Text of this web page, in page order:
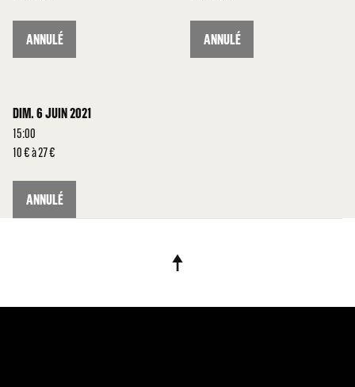
ANNULÉ ANNULÉ
DIM. 6 JUIN 2021
15:00
10 € à 27 €
ANNULÉ